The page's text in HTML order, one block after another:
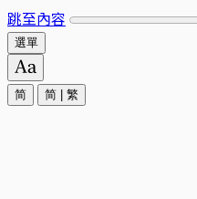
跳至內容
選單
简 简 繁